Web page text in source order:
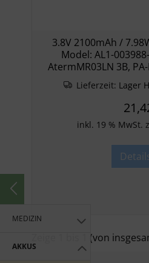
MEDIZIN
AKKUS
3.8V 2100mAh /
Model: AL1-
AtermMR03LN 3B,
Lieferzeit: Lager
inkl. 19 % MwSt.
(von